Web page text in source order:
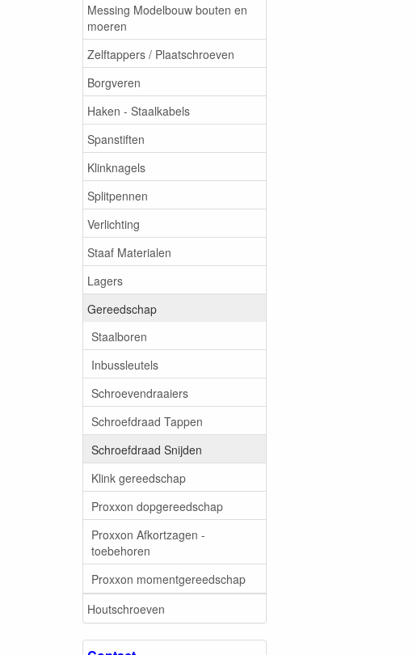
Messing Modelbouw bouten en
moeren
Zelftappers / Plaatschroeven
Borgveren
Haken - Staalkabels
Spanstiften
Klinknagels
Splitpennen
Verlichting
Staaf Materialen
Lagers
Gereedschap
Staalboren
Inbussleutels
Schroevendraaiers
Schroefdraad Tappen
Schroefdraad Snijden
Klink gereedschap
Proxxon dopgereedschap
Proxxon Afkortzagen -
toebehoren
Proxxon momentgereedschap
Houtschroeven